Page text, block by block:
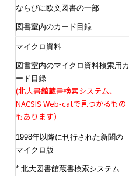
ならびに欧文図書の一部
図書室内のカード目録
マイクロ資料
図書室内のマイクロ資料検索用カ
ード目録
(北大書館蔵書検索システム、
NACSIS Web-catで見つかるもの
もあります）
1998年以降に刊行された新聞の
マイクロ版
* 北大図書館蔵書検索システム